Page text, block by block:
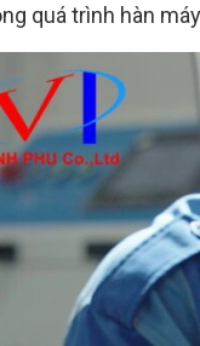
quá trình hàn